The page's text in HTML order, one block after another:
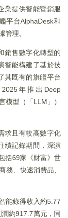
業提供智能營銷服
平台AlphaDesk和
管理。
銷售數字化轉型的
智能構建了基於技
其既有的旗艦平台
年推出Deep
模型（「LLM」）
求且有較高數字化
績記錄期間，深演
括69家《財富》世
務、快速消費品、
能錄得收入約5.77
約917.7萬元，同